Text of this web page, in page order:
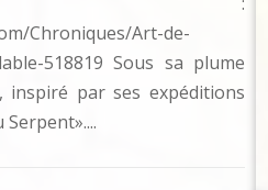
Chroniques/Art-de-
518819 Sous sa plume
par ses expéditions